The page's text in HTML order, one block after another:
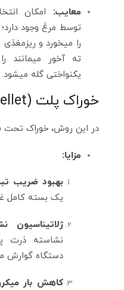
معایب:
توسط مرغ وجود
را میخورد و
ته آخور میمانند
یکنواختی گله میشود.
خوراک پلت (Pellet)
در این روش، خوراک تحت
مزایا:
بهبود ضریب
یک بسته کامل
ژلاتیناسیون
نشاسته ذرت
دستگاه گوارش
کاهش بار